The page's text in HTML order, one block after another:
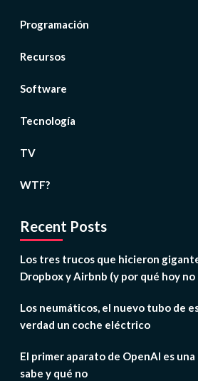
Programación
Recursos
Software
Tecnología
TV
WTF?
Recent Posts
Los tres trucos que hicieron
Dropbox y Airbnb (y por qué hoy
Los neumáticos, el nuevo tubo de
verdad un coche eléctrico
El primer aparato de OpenAI es
sabe y qué no